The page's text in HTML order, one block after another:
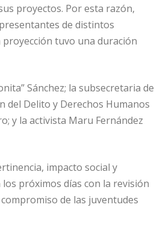
proyectos. Por esta razón,
de distintos
tuvo una duración
Sánchez; la subsecretaria de
del Delito y Derechos Humanos
y la activista Maru Fernández
impacto social y
próximos días con la revisión
de las juventudes